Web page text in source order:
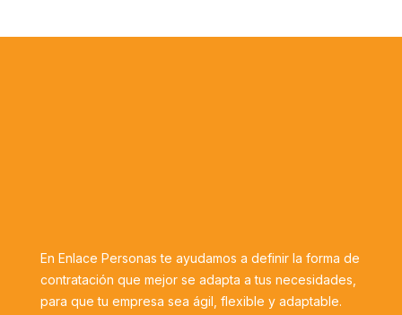
En Enlace Personas te ayudamos a definir la forma de
contratación que mejor se adapta a tus necesidades,
para que tu empresa sea ágil, flexible y adaptable.